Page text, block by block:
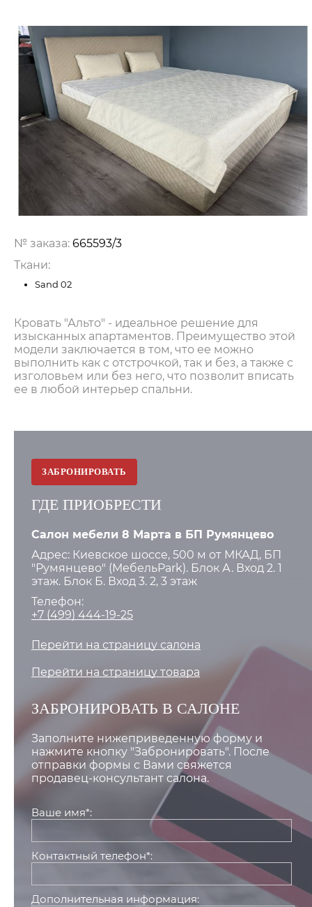
№ заказа: 665593/3
Ткани:
Sand 02
Кровать "Альто" - идеальное решение для
изысканных апартаментов. Преимущество этой
модели заключается в том, что ее можно
выполнить как с отстрочкой, так и без, а также с
изголовьем или без него, что позволит вписать
ее в любой интерьер спальни.
ЗАБРОНИРОВАТЬ
ГДЕ ПРИОБРЕСТИ
Салон мебели 8 Марта в БП Румянцево
Адрес: Киевское шоссе, 500 м от МКАД, БП
"Румянцево" (МебельPark). Блок А. Вход 2. 1
этаж. Блок Б. Вход 3. 2, 3 этаж
Телефон:
+7 (499) 444-19-25
Перейти на страницу салона
Перейти на страницу товара
ЗАБРОНИРОВАТЬ В САЛОНЕ
Заполните нижеприведенную форму и
нажмите кнопку "Забронировать". После
отправки формы с Вами свяжется
продавец-консультант салона.
Ваше имя*:
Контактный телефон*:
Дополнительная информация: